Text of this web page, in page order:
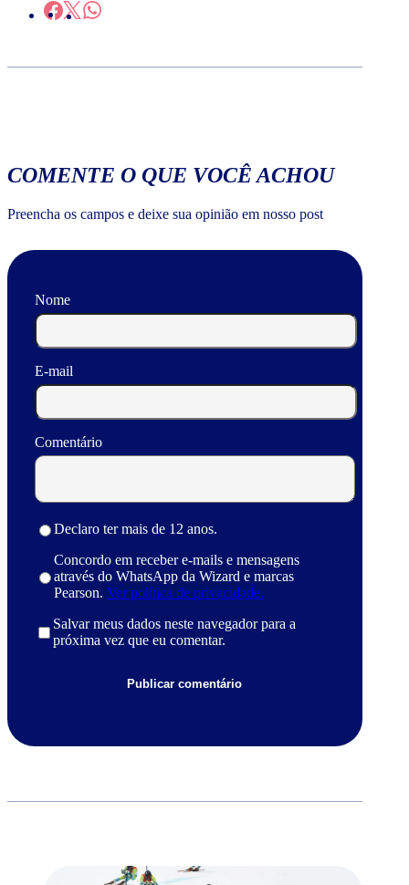
COMENTE O QUE VOCÊ ACHOU
Preencha os campos e deixe sua opinião em nosso post
Nome
E-mail
Comentário
Declaro ter mais de 12 anos.
Concordo em receber e-mails e mensagens
através do WhatsApp da Wizard e marcas
Pearson. Ver política de privacidade.
Salvar meus dados neste navegador para a
próxima vez que eu comentar.